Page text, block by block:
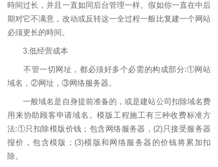
時间过长，并且一直如同后台管理一样。假如你一直在中后
期对它不满意，改动或反转这一全过程一般比复建一个网站
必须更长的時间。
3.低经营成本
不管一切网址，都必须好多个必需的构成部分:①网站
域名，②网址，③网络服务器。
一般域名是自身提前准备的，或是建站公司扣除域名费
用来协助顾客申请域名。模版工程施工有三种收费标准方
法:①只扣除模版价钱；包含网络服务器，(2)只接受服务器
报价，包含模版；(3)模版和网络服务器的价钱将累加扣
除。